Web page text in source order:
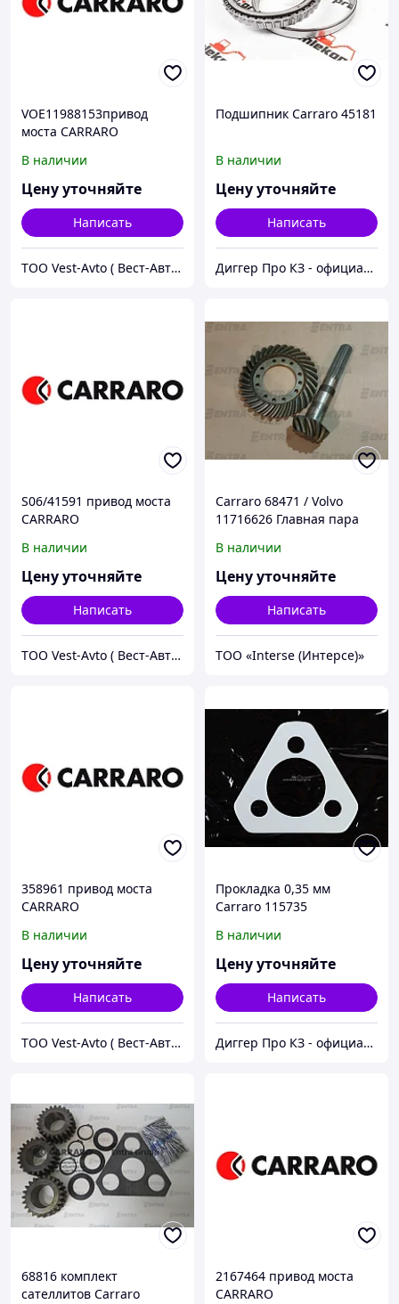
VOE11988153привод
моста CARRARO
В наличии
Цену уточняйте
Написать
ТОО Vest-Avto ( Вест-Авто )
Подшипник Carraro 45181
В наличии
Цену уточняйте
Написать
Диггер Про КЗ - официальный представитель CARRARO и DANA SPICER
S06/41591 привод моста
CARRARO
В наличии
Цену уточняйте
Написать
ТОО Vest-Avto ( Вест-Авто )
Carraro 68471 / Volvo
11716626 Главная пара
В наличии
Цену уточняйте
Написать
ТОО «Interse (Интерсе)»
358961 привод моста
CARRARO
В наличии
Цену уточняйте
Написать
ТОО Vest-Avto ( Вест-Авто )
Прокладка 0,35 мм
Carraro 115735
В наличии
Цену уточняйте
Написать
Диггер Про КЗ - официальный представитель CARRARO и DANA SPICER
68816 комплект
сателлитов Carraro
2167464 привод моста
CARRARO